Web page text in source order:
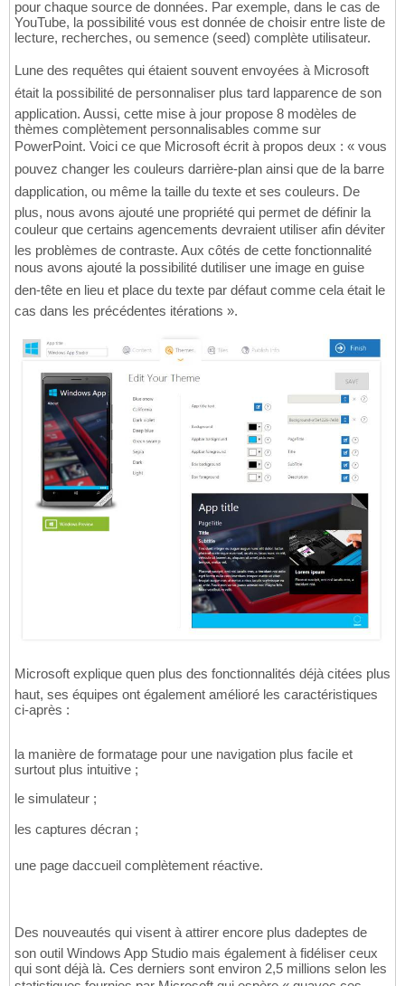
pour chaque source de données. Par exemple, dans le cas de
YouTube, la possibilité vous est donnée de choisir entre liste de
lecture, recherches, ou semence (seed) complète utilisateur.
Lune des requêtes qui étaient souvent envoyées à Microsoft
était la possibilité de personnaliser plus tard lapparence de son
application. Aussi, cette mise à jour propose 8 modèles de
thèmes complètement personnalisables comme sur
PowerPoint. Voici ce que Microsoft écrit à propos deux : « vous
pouvez changer les couleurs darrière-plan ainsi que de la barre
dapplication, ou même la taille du texte et ses couleurs. De
plus, nous avons ajouté une propriété qui permet de définir la
couleur que certains agencements devraient utiliser afin déviter
les problèmes de contraste. Aux côtés de cette fonctionnalité
nous avons ajouté la possibilité dutiliser une image en guise
den-tête en lieu et place du texte par défaut comme cela était le
cas dans les précédentes itérations ».
Microsoft explique quen plus des fonctionnalités déjà citées plus
haut, ses équipes ont également amélioré les caractéristiques
ci-après :
la manière de formatage pour une navigation plus facile et
surtout plus intuitive ;
le simulateur ;
les captures décran ;
une page daccueil complètement réactive.
Des nouveautés qui visent à attirer encore plus dadeptes de
son outil Windows App Studio mais également à fidéliser ceux
qui sont déjà là. Ces derniers sont environ 2,5 millions selon les